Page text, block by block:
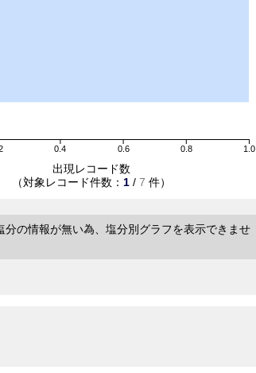
0.4 0.6 0.8 1.0
出現レコード数
（対象レコード件数： 1 / 7 件）
分の情報が無い為、塩分別グラフを表示できませ